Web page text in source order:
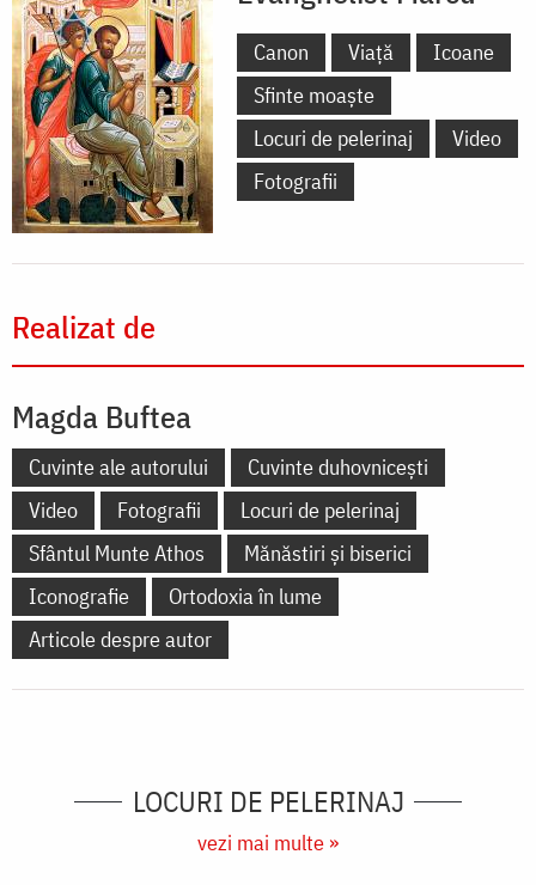
Canon Viață
Icoane
Sfinte moaște
Locuri de pelerinaj
Video
Fotografii
Realizat de
Magda Buftea
Cuvinte ale autorului
Cuvinte duhovnicești
Video
Fotografii
Locuri de pelerinaj
Sfântul Munte Athos
Mănăstiri și biserici
Iconografie
Ortodoxia în lume
Articole despre autor
LOCURI DE PELERINAJ
vezi mai multe »